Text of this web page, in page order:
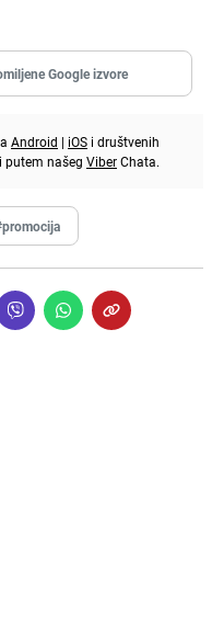
Google izvore
Android | iOS i društvenih
putem našeg ViberChata.